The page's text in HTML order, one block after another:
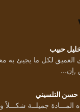
حبيب
العميق لكل ما يجيئ به
,إن...
التلسيني
المـــادة جميلــة